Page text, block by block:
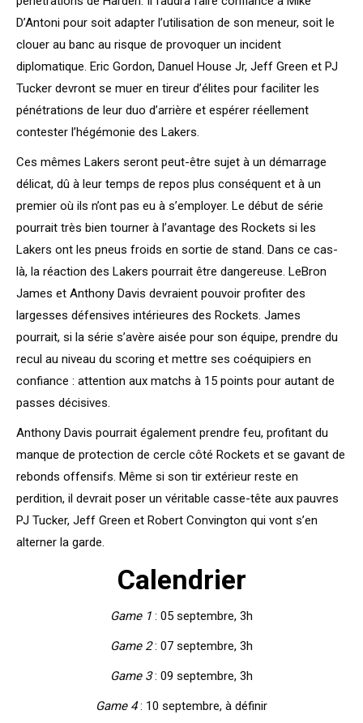
D’Antoni pour soit adapter l’utilisation de son meneur, soit le
clouer au banc au risque de provoquer un incident
diplomatique. Eric Gordon, Danuel House Jr, Jeff Green et PJ
Tucker devront se muer en tireur d’élites pour faciliter les
pénétrations de leur duo d’arrière et espérer réellement
contester l’hégémonie des Lakers.
Ces mêmes Lakers seront peut-être sujet à un démarrage
délicat, dû à leur temps de repos plus conséquent et à un
premier où ils n’ont pas eu à s’employer. Le début de série
pourrait très bien tourner à l’avantage des Rockets si les
Lakers ont les pneus froids en sortie de stand. Dans ce cas-
là, la réaction des Lakers pourrait être dangereuse. LeBron
James et Anthony Davis devraient pouvoir profiter des
largesses défensives intérieures des Rockets. James
pourrait, si la série s’avère aisée pour son équipe, prendre du
recul au niveau du scoring et mettre ses coéquipiers en
confiance : attention aux matchs à 15 points pour autant de
passes décisives.
Anthony Davis pourrait également prendre feu, profitant du
manque de protection de cercle côté Rockets et se gavant de
rebonds offensifs. Même si son tir extérieur reste en
perdition, il devrait poser un véritable casse-tête aux pauvres
PJ Tucker, Jeff Green et Robert Convington qui vont s’en
alterner la garde.
Calendrier
Game 1 : 05 septembre, 3h
Game 2: 07 septembre, 3h
Game 3: 09 septembre, 3h
Game 4: 10 septembre, à définir